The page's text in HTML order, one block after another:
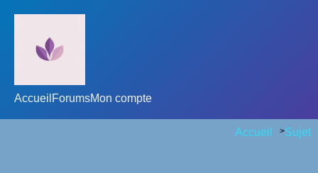
Accueil ForumsMon compte
Accueil >Sujet